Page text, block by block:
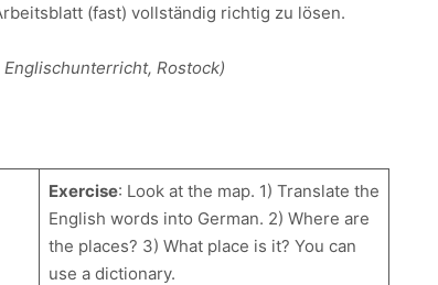
(fast) vollständig richtig zu lösen.
Rostock)
Exercise: Look at the map. 1) Translate the
English words into German. 2) Where are
the places? 3) What place is it? You can
use a dictionary.